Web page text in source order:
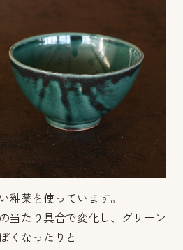
釉薬を使っています。
当たり具合で変化し、グリーン
くなったりと